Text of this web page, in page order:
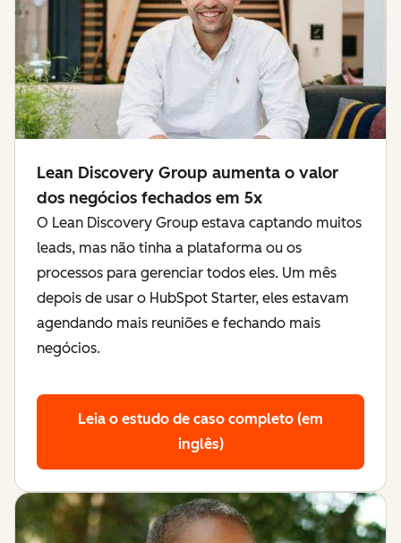
Lean Discovery Group aumenta o valor
dos negócios fechados em 5x
O Lean Discovery Group estava captando muitos
leads, mas não tinha a plataforma ou os
processos para gerenciar todos eles. Um mês
depois de usar o HubSpot Starter, eles estavam
agendando mais reuniões e fechando mais
negócios.
Leia o estudo de caso completo (em
inglês)